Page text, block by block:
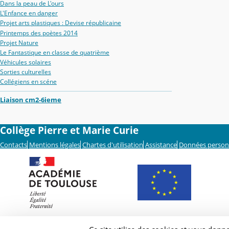
Dans la peau de L'ours
L'Enfance en danger
Projet arts plastiques : Devise républicaine
Printemps des poètes 2014
Projet Nature
Le Fantastique en classe de quatrième
Véhicules solaires
Sorties culturelles
Collégiens en scéne
Liaison cm2-6ieme
Collège Pierre et Marie Curie
Contacts Mentions légales Chartes d'utilisation Assistance Données